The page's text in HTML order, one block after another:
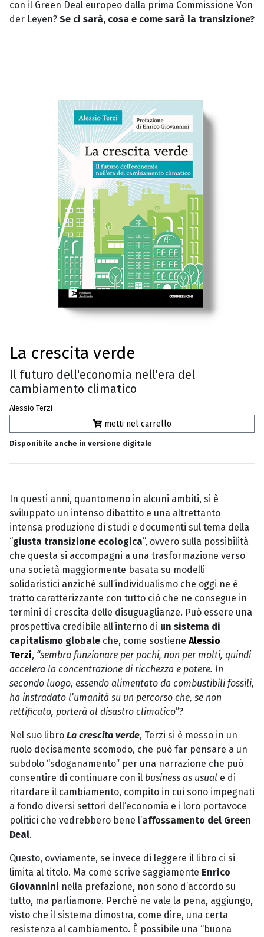
con il Green Deal europeo dalla prima Commissione Von
der Leyen? Se ci sarà, cosa e come sarà la transizione?
La crescita verde
Il futuro dell'economia nell'era del
cambiamento climatico
Alessio Terzi
metti nel carrello
Disponibile anche in versione digitale
In questi anni, quantomeno in alcuni ambiti, si è
sviluppato un intenso dibattito e una altrettanto
intensa produzione di studi e documenti sul tema della
“giusta transizione ecologica”, ovvero sulla possibilità
che questa si accompagni a una trasformazione verso
una società maggiormente basata su modelli
solidaristici anziché sull’individualismo che oggi ne è
tratto caratterizzante con tutto ciò che ne consegue in
termini di crescita delle disuguaglianze. Può essere una
prospettiva credibile all’interno di un sistema di
capitalismo globale che, come sostiene Alessio
Terzi, “sembra funzionare per pochi, non per molti, quindi
accelera la concentrazione di ricchezza e potere. In
secondo luogo, essendo alimentato da combustibili fossili,
ha instradato l’umanità su un percorso che, se non
rettificato, porterà al disastro climatico”?
Nel suo libro La crescita verde, Terzi si è messo in un
ruolo decisamente scomodo, che può far pensare a un
subdolo “sdoganamento” per una narrazione che può
consentire di continuare con il business as usual e di
ritardare il cambiamento, compito in cui sono impegnati
a fondo diversi settori dell’economia e i loro portavoce
politici che vedrebbero bene l’affossamento del Green
Deal.
Questo, ovviamente, se invece di leggere il libro ci si
limita al titolo. Ma come scrive saggiamente Enrico
Giovannini nella prefazione, non sono d’accordo su
tutto, ma parliamone. Perché ne vale la pena, aggiungo,
visto che il sistema dimostra, come dire, una certa
resistenza al cambiamento. È possibile una “buona